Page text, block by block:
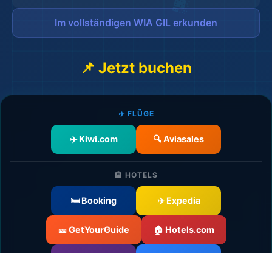
Im vollständigen WIA GIL erkunden
📌 Jetzt buchen
✈️ FLÜGE
✈️ Kiwi.com 🔍 Aviasales
🏨 HOTELS
🛏️ Booking ✈️ Expedia
🎫 GetYourGuide 🏠 Hotels.com